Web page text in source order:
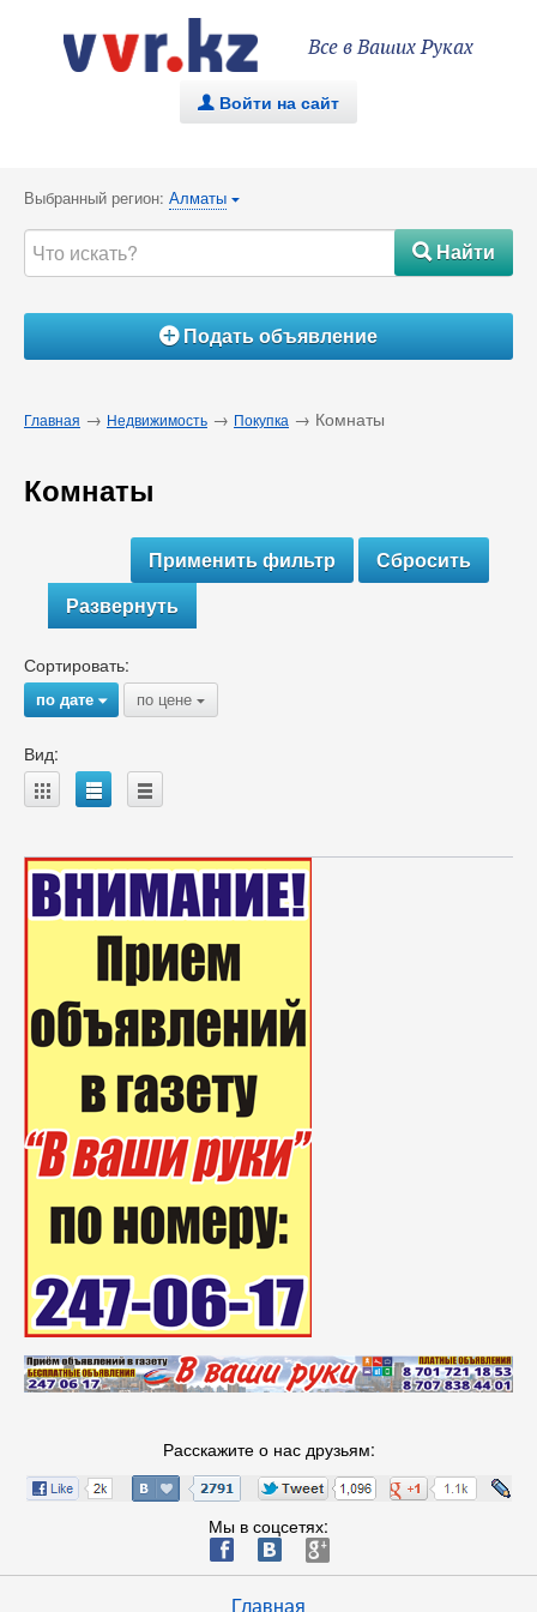
Все в Ваших Руках
. Войти на сайт
Выбранный регион: Алматы {
#Найти
ÁПодать объявление
Главная → Недвижимость → Покупка → Комнаты
Комнаты
Развернуть
Сортировать:
по дате{ по цене {
Вид:
A B C
Расскажите о нас друзьям:
Мы в соцсетях:
ä æ è
Главная